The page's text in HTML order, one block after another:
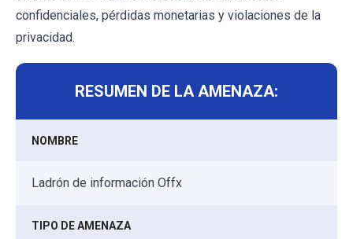
confidenciales, pérdidas monetarias y violaciones de la
privacidad.
RESUMEN DE LA AMENAZA:
NOMBRE
Ladrón de información Offx
TIPO DE AMENAZA